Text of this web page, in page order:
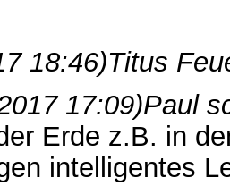
18:46)Titus
17:09)Paul
Erde z.B. in
intelligentes